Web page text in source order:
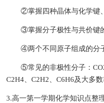
②掌握四种晶体与化学键、
③掌握分子极性与共价键的
④两个不同原子组成的分子
⑤常见的非极性分子：CO2
C2H4、C2H2、C6H6及大多数
3.高一第一学期化学知识点整